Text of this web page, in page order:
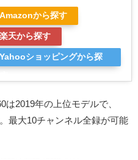
Amazonから探す
楽天から探す
Yahooショッピングから探
2019年の上位モデルで、
最大10チャンネル全録が可能